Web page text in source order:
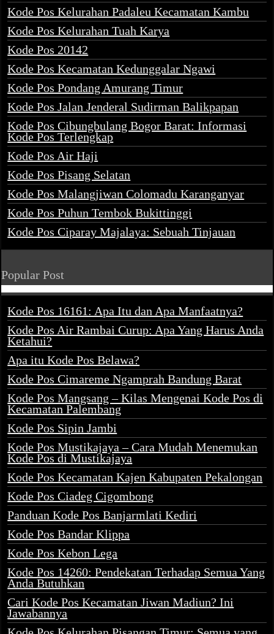
Kode Pos Kelurahan Padaleu Kecamatan Kambu
Kode Pos Kelurahan Tuah Karya
Kode Pos 20142
Kode Pos Kecamatan Kedunggalar Ngawi
Kode Pos Pondang Amurang Timur
Kode Pos Jalan Jenderal Sudirman Balikpapan
Kode Pos Cibungbulang Bogor Barat: Informasi
Kode Pos Terlengkap
Kode Pos Air Haji
Kode Pos Pisang Selatan
Kode Pos Malangjiwan Colomadu Karanganyar
Kode Pos Puhun Tembok Bukittinggi
Kode Pos Ciparay Majalaya: Sebuah Tinjauan
Popular Post
Kode Pos 16161: Apa Itu dan Apa Manfaatnya?
Kode Pos Air Rambai Curup: Apa Yang Harus Anda
Ketahui?
Apa itu Kode Pos Belawa?
Kode Pos Cimareme Ngamprah Bandung Barat
Kode Pos Mangsang – Kilas Mengenai Kode Pos di
Kecamatan Palembang
Kode Pos Sipin Jambi
Kode Pos Mustikajaya – Cara Mudah Menemukan
Kode Pos di Mustikajaya
Kode Pos Kecamatan Kajen Kabupaten Pekalongan
Kode Pos Ciadeg Cigombong
Panduan Kode Pos Banjarmlati Kediri
Kode Pos Bandar Klippa
Kode Pos Kebon Lega
Kode Pos 14260: Pendekatan Terhadap Semua Yang
Anda Butuhkan
Cari Kode Pos Kecamatan Jiwan Madiun? Ini
Jawabannya